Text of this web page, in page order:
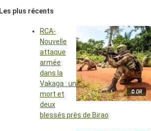
Les plus récents
© DR
RCA-
Nouvelle
attaque
armée
dans la
Vakaga : un
mort et
deux
blessés près de Birao